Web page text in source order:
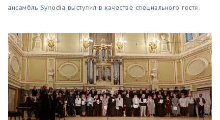
ансамбль Synodia выступил в качестве специального гостя.